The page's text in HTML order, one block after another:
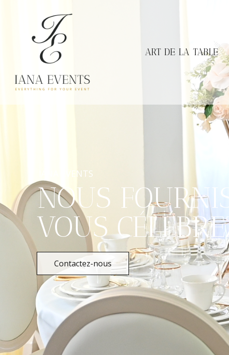
ART DE LA TABLE
VOUS
Contactez-nous
IANA EVENTS
NOUS
ASSIETTES